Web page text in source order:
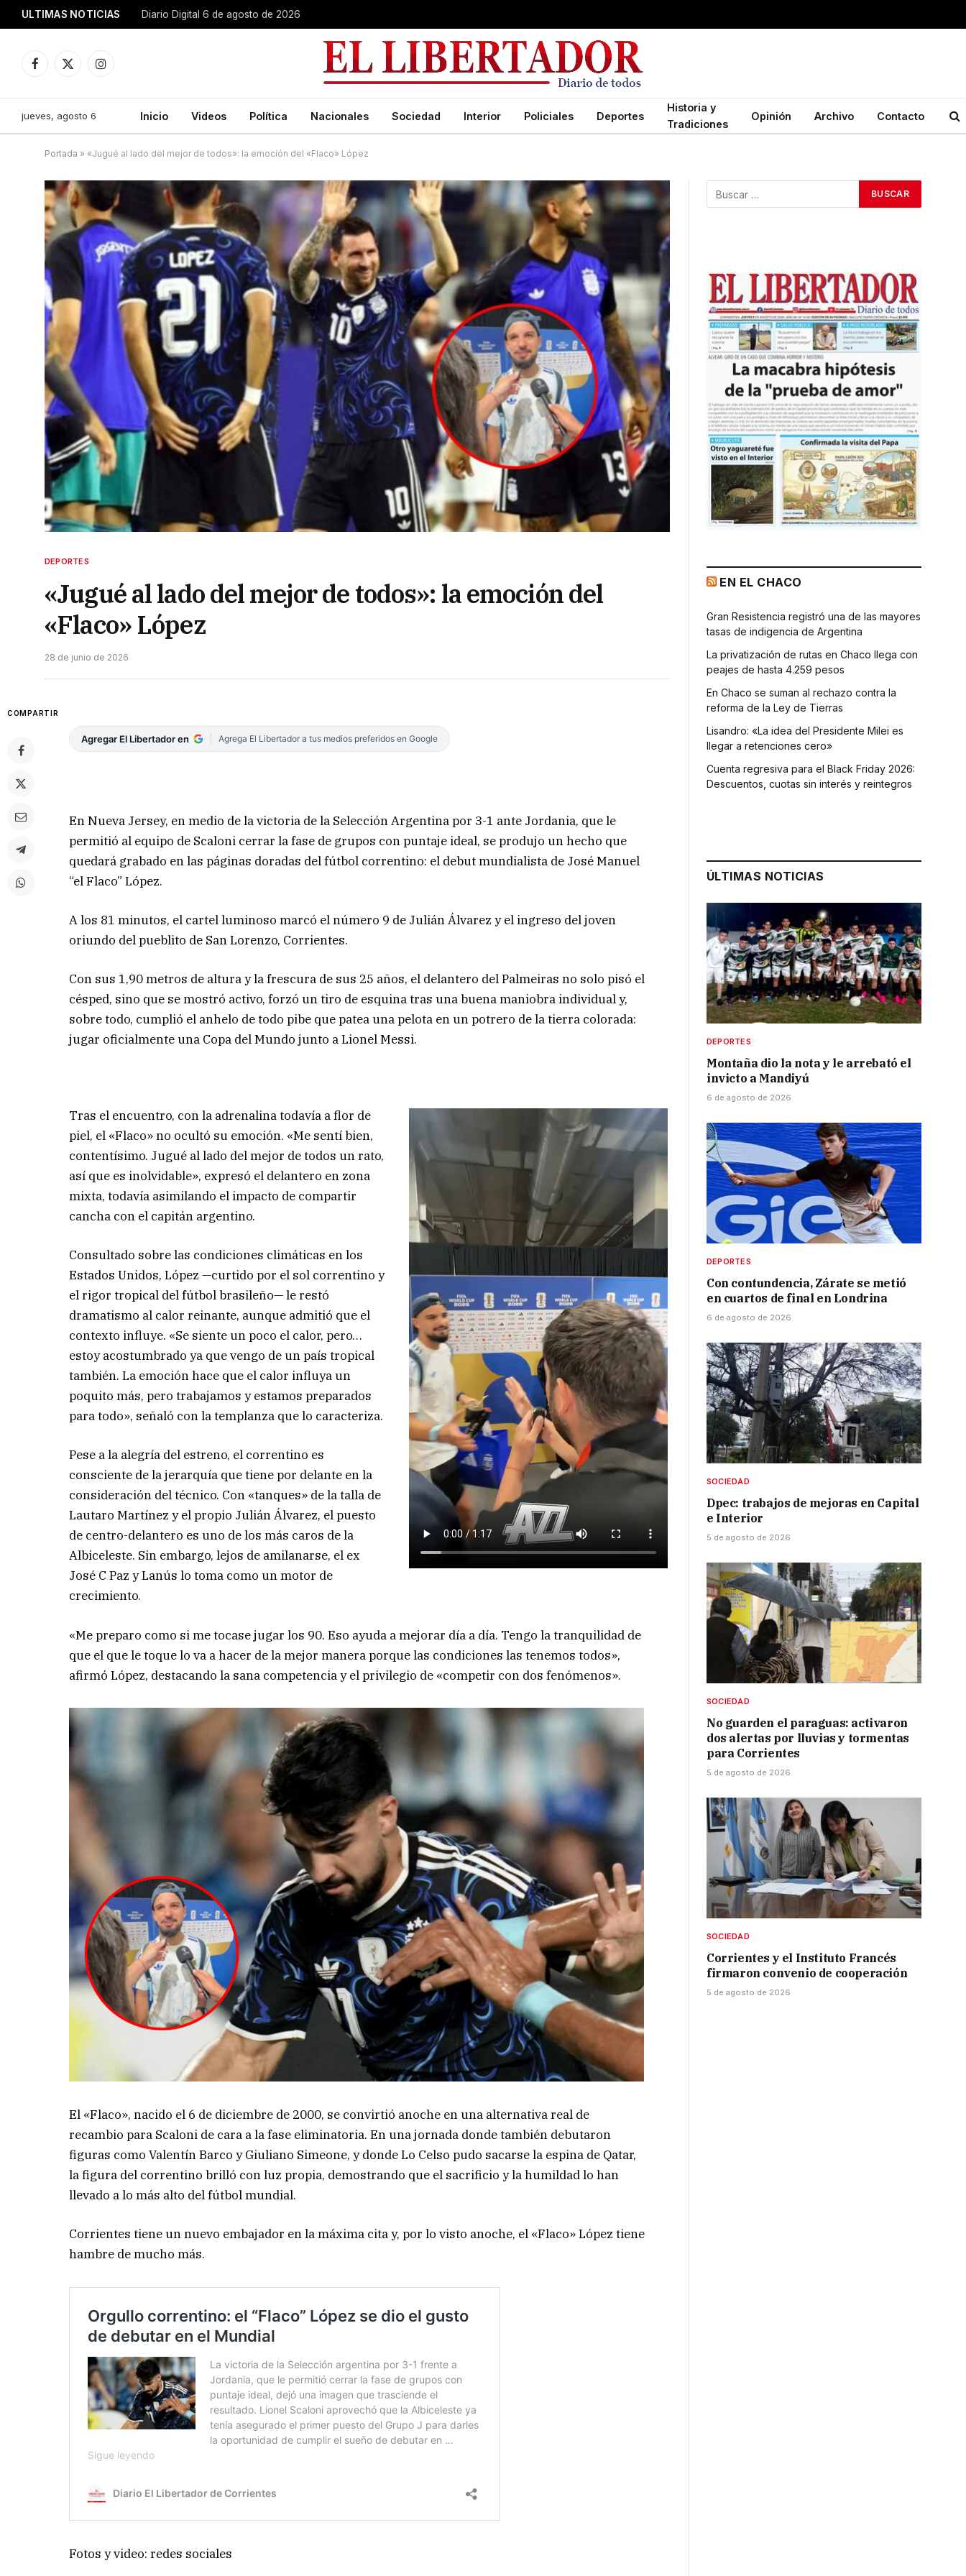
ULTIMAS NOTICIAS Diario Digital 6 de agosto de 2026
Facebook
X
Instagram
jueves, agosto 6 Inicio Videos Política Nacionales Sociedad Interior Policiales Deportes
Historia y
Tradiciones
Opinión Archivo Contacto
Portada » «Jugué al lado del mejor de todos»: la emoción del «Flaco» López
DEPORTES
«Jugué al lado del mejor de todos»: la emoción del
«Flaco» López
28 de junio de 2026
COMPARTIR
Agregar El Libertador en Agrega El Libertador a tus medios preferidos en Google
En Nueva Jersey, en medio de la victoria de la Selección Argentina por 3-1 ante Jordania, que le
permitió al equipo de Scaloni cerrar la fase de grupos con puntaje ideal, se produjo un hecho que
quedará grabado en las páginas doradas del fútbol correntino: el debut mundialista de José Manuel
“el Flaco” López.
A los 81 minutos, el cartel luminoso marcó el número 9 de Julián Álvarez y el ingreso del joven
oriundo del pueblito de San Lorenzo, Corrientes.
Con sus 1,90 metros de altura y la frescura de sus 25 años, el delantero del Palmeiras no solo pisó el
césped, sino que se mostró activo, forzó un tiro de esquina tras una buena maniobra individual y,
sobre todo, cumplió el anhelo de todo pibe que patea una pelota en un potrero de la tierra colorada:
jugar oficialmente una Copa del Mundo junto a Lionel Messi.
Tras el encuentro, con la adrenalina todavía a flor de
piel, el «Flaco» no ocultó su emoción. «Me sentí bien,
contentísimo. Jugué al lado del mejor de todos un rato,
así que es inolvidable», expresó el delantero en zona
mixta, todavía asimilando el impacto de compartir
cancha con el capitán argentino.
Consultado sobre las condiciones climáticas en los
Estados Unidos, López —curtido por el sol correntino y
el rigor tropical del fútbol brasileño— le restó
dramatismo al calor reinante, aunque admitió que el
contexto influye. «Se siente un poco el calor, pero…
estoy acostumbrado ya que vengo de un país tropical
también. La emoción hace que el calor influya un
poquito más, pero trabajamos y estamos preparados
para todo», señaló con la templanza que lo caracteriza.
Pese a la alegría del estreno, el correntino es
consciente de la jerarquía que tiene por delante en la
consideración del técnico. Con «tanques» de la talla de
Lautaro Martínez y el propio Julián Álvarez, el puesto
de centro-delantero es uno de los más caros de la
Albiceleste. Sin embargo, lejos de amilanarse, el ex
José C Paz y Lanús lo toma como un motor de
crecimiento.
«Me preparo como si me tocase jugar los 90. Eso ayuda a mejorar día a día. Tengo la tranquilidad de
que el que le toque lo va a hacer de la mejor manera porque las condiciones las tenemos todos»,
afirmó López, destacando la sana competencia y el privilegio de «competir con dos fenómenos».
El «Flaco», nacido el 6 de diciembre de 2000, se convirtió anoche en una alternativa real de
recambio para Scaloni de cara a la fase eliminatoria. En una jornada donde también debutaron
figuras como Valentín Barco y Giuliano Simeone, y donde Lo Celso pudo sacarse la espina de Qatar,
la figura del correntino brilló con luz propia, demostrando que el sacrificio y la humildad lo han
llevado a lo más alto del fútbol mundial.
Corrientes tiene un nuevo embajador en la máxima cita y, por lo visto anoche, el «Flaco» López tiene
hambre de mucho más.
Fotos y video: redes sociales
EN EL CHACO
Gran Resistencia registró una de las mayores
tasas de indigencia de Argentina
La privatización de rutas en Chaco llega con
peajes de hasta 4.259 pesos
En Chaco se suman al rechazo contra la
reforma de la Ley de Tierras
Lisandro: «La idea del Presidente Milei es
llegar a retenciones cero»
Cuenta regresiva para el Black Friday 2026:
Descuentos, cuotas sin interés y reintegros
ÚLTIMAS NOTICIAS
DEPORTES
Montaña dio la nota y le arrebató el
invicto a Mandiyú
6 de agosto de 2026
DEPORTES
Con contundencia, Zárate se metió
en cuartos de final en Londrina
6 de agosto de 2026
SOCIEDAD
Dpec: trabajos de mejoras en Capital
e Interior
5 de agosto de 2026
SOCIEDAD
No guarden el paraguas: activaron
dos alertas por lluvias y tormentas
para Corrientes
5 de agosto de 2026
SOCIEDAD
Corrientes y el Instituto Francés
firmaron convenio de cooperación
5 de agosto de 2026